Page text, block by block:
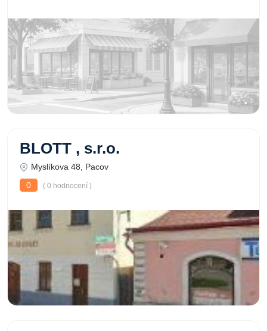
BLOTT , s.r.o.
Myslíkova 48, Pacov
0
( 0 hodnocení )